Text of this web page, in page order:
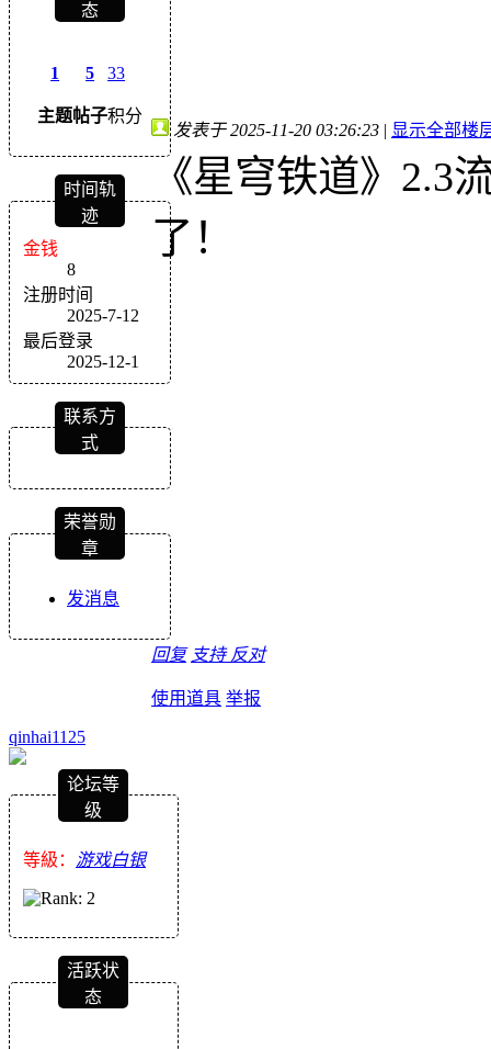
态
1
主题
5
帖子
33
积分
时间轨
迹
金钱
8
注册时间
2025-7-12
最后登录
2025-12-1
联系方
式
荣誉勋
章
发消息
发表于 2025-11-20 03:26:23 | 显示全部楼
《星穹铁道》2.3
了！
回复 支持 反对
使用道具 举报
qinhai1125
论坛等
级
等級： 游戏白银
活跃状
态